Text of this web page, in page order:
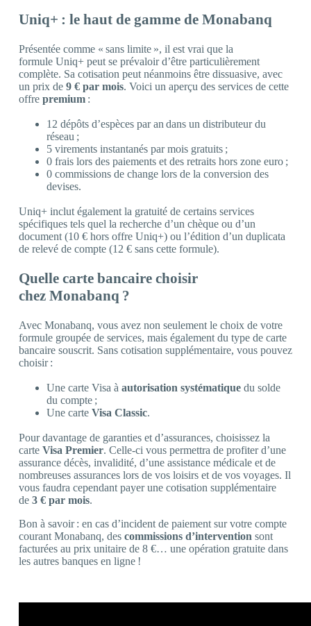
Uniq+ : le haut de gamme de Monabanq
Présentée comme « sans limite », il est vrai que la
formule Uniq+ peut se prévaloir d’être particulièrement
complète. Sa cotisation peut néanmoins être dissuasive, avec
un prix de 9 € par mois. Voici un aperçu des services de cette
offre premium :
12 dépôts d’espèces par an dans un distributeur du
réseau ;
5 virements instantanés par mois gratuits ;
0 frais lors des paiements et des retraits hors zone euro ;
0 commissions de change lors de la conversion des
devises.
Uniq+ inclut également la gratuité de certains services
spécifiques tels quel la recherche d’un chèque ou d’un
document (10 € hors offre Uniq+) ou l’édition d’un duplicata
de relevé de compte (12 € sans cette formule).
Quelle carte bancaire choisir
chez Monabanq ?
Avec Monabanq, vous avez non seulement le choix de votre
formule groupée de services, mais également du type de carte
bancaire souscrit. Sans cotisation supplémentaire, vous pouvez
choisir :
Une carte Visa à autorisation systématique du solde
du compte ;
Une carte Visa Classic.
Pour davantage de garanties et d’assurances, choisissez la
carte Visa Premier. Celle-ci vous permettra de profiter d’une
assurance décès, invalidité, d’une assistance médicale et de
nombreuses assurances lors de vos loisirs et de vos voyages. Il
vous faudra cependant payer une cotisation supplémentaire
de 3 € par mois.
Bon à savoir : en cas d’incident de paiement sur votre compte
courant Monabanq, des commissions d’intervention sont
facturées au prix unitaire de 8 €… une opération gratuite dans
les autres banques en ligne !